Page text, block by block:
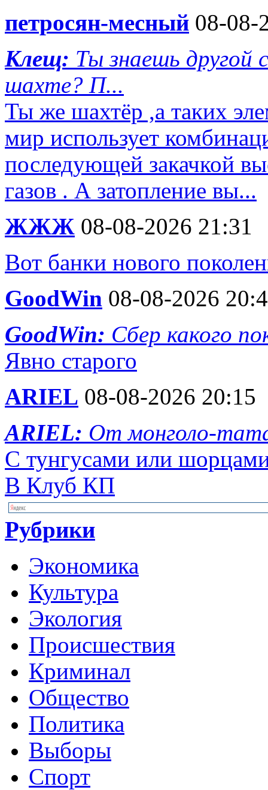
петросян-месный 08-08-
Клещ: Ты знаешь
шахте? П...
Ты же шахтёр ,а таких
мир использует
последующей закачкой
газов . А затопление вы...
ЖЖЖ 08-08-2026 21:31
Вот банки нового
GoodWin 08-08-2026
GoodWin: Сбер какого
Явно старого
ARIEL 08-08-2026 20:15
ARIEL: От монголо-
С тунгусами или
В Клуб КП
Рубрики
Экономика
Культура
Экология
Происшествия
Криминал
Общество
Политика
Выборы
Спорт